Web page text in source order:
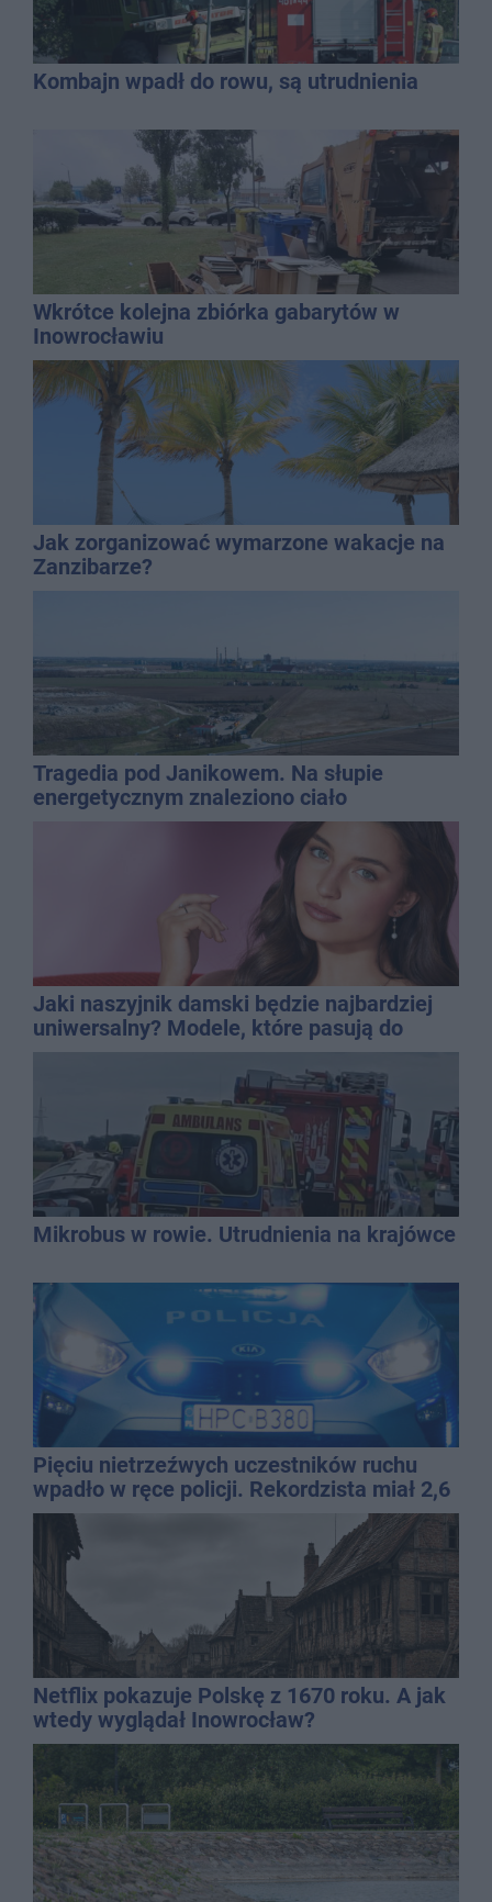
Kombajn wpadł do rowu, są utrudnienia
Wkrótce kolejna zbiórka gabarytów w
Inowrocławiu
Jak zorganizować wymarzone wakacje na
Zanzibarze?
Tragedia pod Janikowem. Na słupie
energetycznym znaleziono ciało
Jaki naszyjnik damski będzie najbardziej
uniwersalny? Modele, które pasują do
wielu stylizacji
Mikrobus w rowie. Utrudnienia na krajówce
Pięciu nietrzeźwych uczestników ruchu
wpadło w ręce policji. Rekordzista miał 2,6
promila
Netflix pokazuje Polskę z 1670 roku. A jak
wtedy wyglądał Inowrocław?